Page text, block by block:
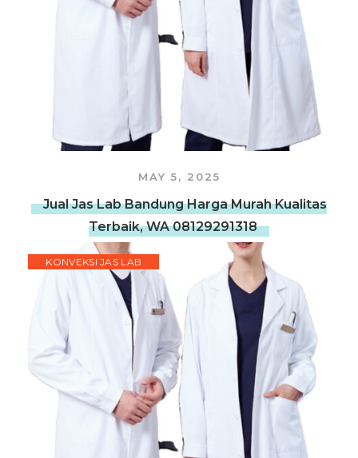
MAY 5, 2025
Jual Jas Lab Bandung Harga Murah Kualitas
Terbaik, WA 08129291318
KONVEKSI JAS LAB